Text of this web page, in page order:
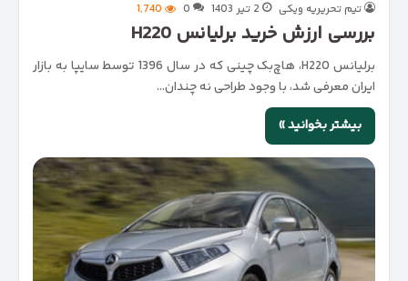
تیم تحریریه ویکی 2 تیر 1403 0
1,740
بررسی ارزش خرید برلیانس H220
برلیانس H220، هاچ‌بک چینی که در سال 1396 توسط سایپا به بازار
ایران معرفی شد، با وجود طراحی نه چندان…
بیشتر بخوانید »